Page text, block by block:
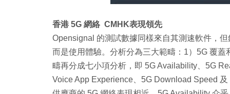
香港 5G 網絡 CMHK表現領先
Opensignal 的測試數據同樣來自其測速軟件，
而是使用體驗。分析分為三大範疇：1）5G 覆
疇再分成七小項分析，即 5G Availability、5G
Voice App Experience、5G Download Speed